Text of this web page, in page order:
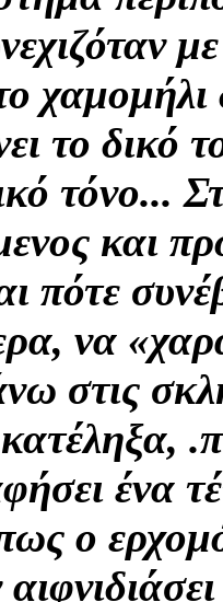
χαμομήλι
το δικό
τόνο...
και
πότε
να
στις
ένα
ο